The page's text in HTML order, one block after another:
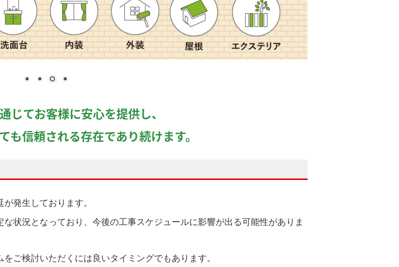
じてお客様に安心を提供し、
も信頼される存在であり続けます。
が発生しております。
状況となっており、 今後の工事スケジュールに影響が出る可能性がありま
をご検討いただくには良いタイミングでもあります。